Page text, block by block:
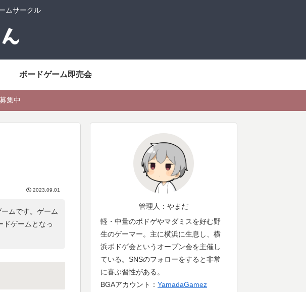
ムサークル
ボードゲーム即売会
集中
2023.09.01
ムです。ゲーム
ドゲームとなっ
管理人：やまだ
軽・中量のボドゲやマダミスを好む野
生のゲーマー。主に横浜に生息し、横
浜ボドゲ会というオープン会を主催し
ている。SNSのフォローをすると非常
に喜ぶ習性がある。
BGAアカウント： YamadaGamez